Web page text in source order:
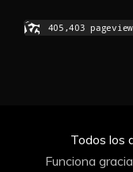
Todos los
Funciona